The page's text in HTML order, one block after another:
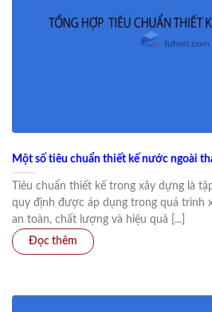
Một số tiêu chuẩn thiết kế nước ngoài
Tiêu chuẩn thiết kế trong xây dựng là
quy định được áp dụng trong quá trình
an toàn, chất lượng và hiệu quả [...]